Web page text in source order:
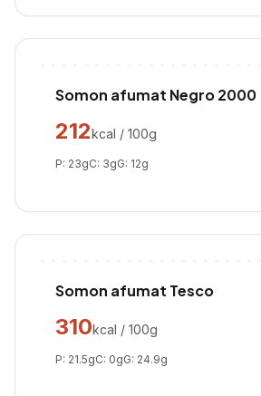
Somon afumat Negro 2000
212kcal / 100g
P: 23gC: 3gG: 12g
Somon afumat Tesco
310kcal / 100g
P: 21.5gC: 0gG: 24.9g